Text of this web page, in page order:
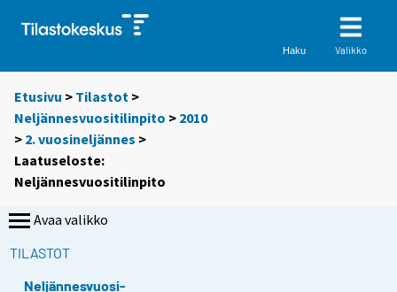
Haku Valikko
Etusivu > Tilastot >
Neljännesvuositilinpito > 2010
> 2. vuosineljännes >
Laatuseloste:
Neljännesvuositilinpito
Avaa valikko
TILASTOT
Neljännesvuosi-